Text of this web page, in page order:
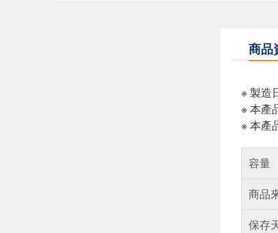
商品
※ 製造
※ 本產
※ 本產
容量
商品
保存